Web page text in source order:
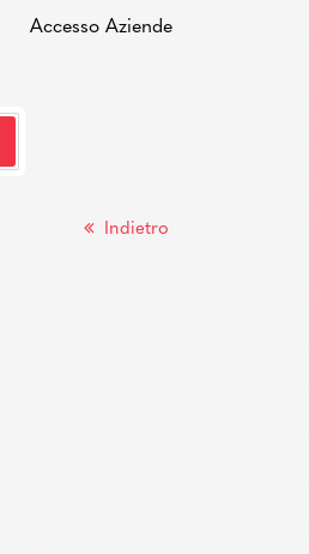
Accesso Aziende
Indietro